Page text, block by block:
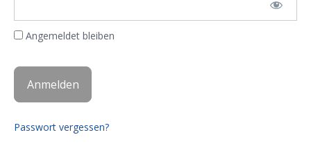
Angemeldet bleiben
Passwort vergessen?